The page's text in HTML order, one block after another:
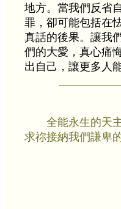
地方。當我們反省
罪，卻可能包括在
真話的後果。讓我
們的大愛，真心痛
出自己，讓更多人
全能永生的天
求祢接納我們謙卑